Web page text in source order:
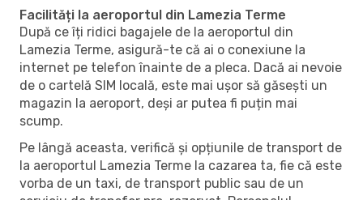
Facilități la aeroportul din Lamezia Terme
După ce îți ridici bagajele de la aeroportul din
Lamezia Terme, asigură-te că ai o conexiune la
internet pe telefon înainte de a pleca. Dacă ai nevoie
de o cartelă SIM locală, este mai ușor să găsești un
magazin la aeroport, deși ar putea fi puțin mai
scump.
Pe lângă aceasta, verifică și opțiunile de transport de
la aeroportul Lamezia Terme la cazarea ta, fie că este
vorba de un taxi, de transport public sau de un